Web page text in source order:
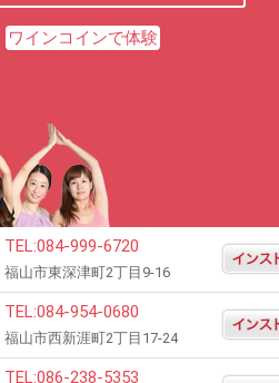
ワインコインで体験
TEL:084-999-6720
福山市東深津町2丁目9-16
TEL:084-954-0680
福山市西新涯町2丁目17-24
TEL:086-238-5353